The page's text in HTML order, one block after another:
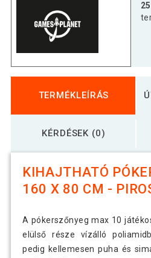
TERMÉKLEÍRÁS
KÉRDÉSEK (0)
KIHAJTHATÓ
160 X 80 CM -
A pókerszőnyeg max 10
elülső része vízálló
pedig kellemesen puha és